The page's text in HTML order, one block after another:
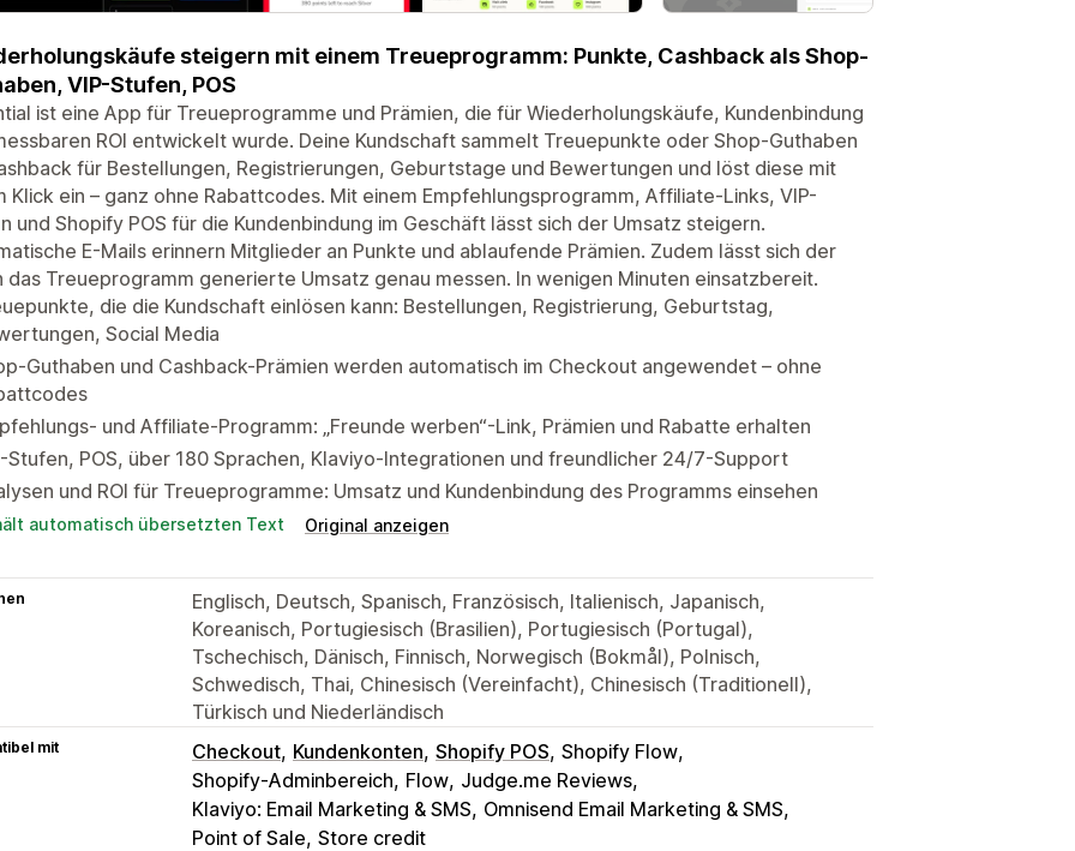
steigern mit einem Treueprogramm: Punkte, Cashback als Shop-
VIP-Stufen, POS
ist eine App für Treueprogramme und Prämien, die für Wiederholungskäufe, Kundenbindung
ROI entwickelt wurde. Deine Kundschaft sammelt Treuepunkte oder Shop-Guthaben
für Bestellungen, Registrierungen, Geburtstage und Bewertungen und löst diese mit
Klick ein – ganz ohne Rabattcodes. Mit einem Empfehlungsprogramm, Affiliate-Links, VIP-
und Shopify POS für die Kundenbindung im Geschäft lässt sich der Umsatz steigern.
E-Mails erinnern Mitglieder an Punkte und ablaufende Prämien. Zudem lässt sich der
das Treueprogramm generierte Umsatz genau messen. In wenigen Minuten einsatzbereit.
die die Kundschaft einlösen kann: Bestellungen, Registrierung, Geburtstag,
Social Media
Guthaben und Cashback-Prämien werden automatisch im Checkout angewendet – ohne
und Affiliate-Programm: „Freunde werben“-Link, Prämien und Rabatte erhalten
Stufen, POS, über 180 Sprachen, Klaviyo-Integrationen und freundlicher 24/7-Support
und ROI für Treueprogramme: Umsatz und Kundenbindung des Programms einsehen
automatisch übersetzten Text Original anzeigen
Englisch, Deutsch, Spanisch, Französisch, Italienisch, Japanisch,
Koreanisch, Portugiesisch (Brasilien), Portugiesisch (Portugal),
Tschechisch, Dänisch, Finnisch, Norwegisch (Bokmål), Polnisch,
Schwedisch, Thai, Chinesisch (Vereinfacht), Chinesisch (Traditionell),
Türkisch und Niederländisch
mit Checkout Kundenkonten Shopify POS Shopify Flow
Shopify-Adminbereich Flow Judge.me Reviews
Klaviyo: Email Marketing & SMS Omnisend Email Marketing & SMS
Point of Sale Store credit